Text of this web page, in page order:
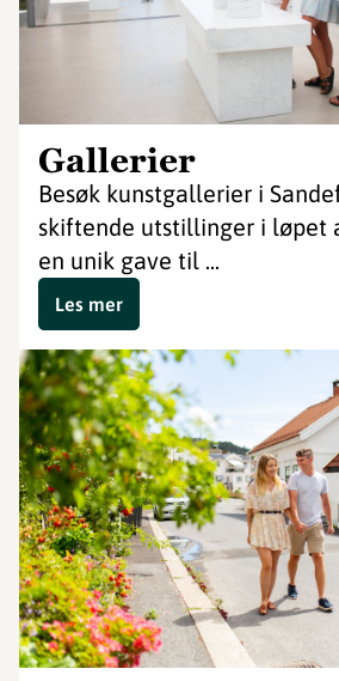
Gallerier
Besøk kunstgallerier i
skiftende utstillinger i løpet
en unik gave til ...
Les mer